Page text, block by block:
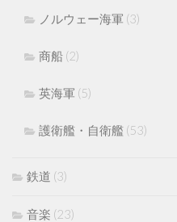
ノルウェー海軍 (3)
商船 (2)
英海軍 (5)
護衛艦・自衛艦 (53)
鉄道 (3)
音楽 (23)